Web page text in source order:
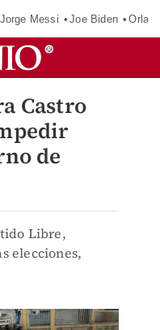
Jorge Messi Joe Biden
Castro
de
Libre,
elecciones,